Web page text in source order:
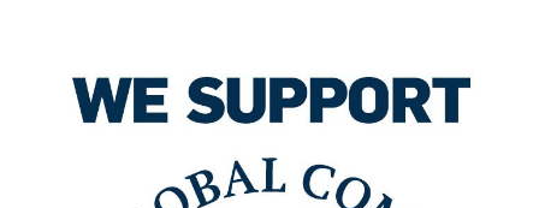
サステナブルファイナンス
ニュースメール配信登録
IRサイトマップ
コーポレート・ガバナンス